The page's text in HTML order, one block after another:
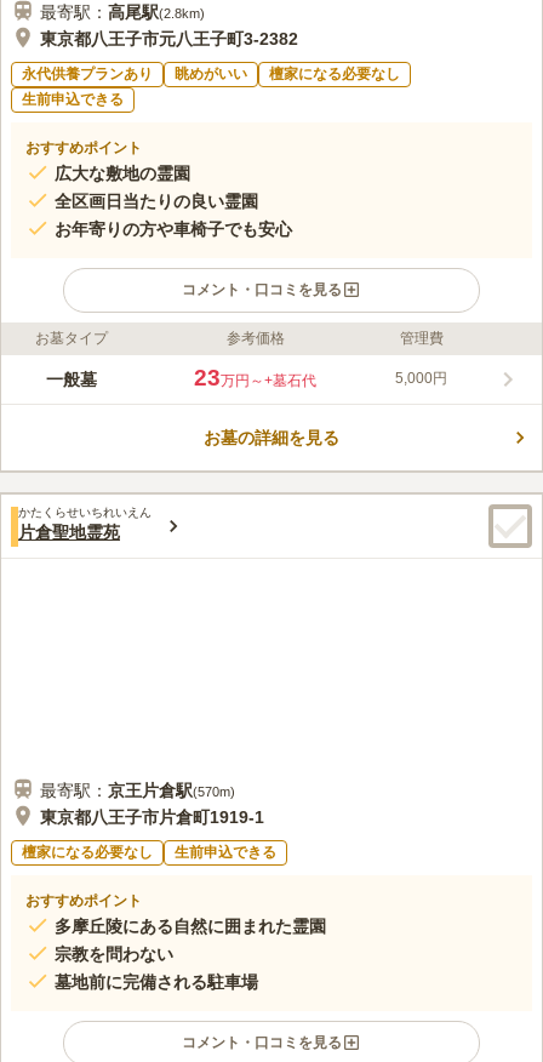
最寄駅： 高尾駅(2.8km)
東京都八王子市元八王子町3-2382
永代供養プランあり 眺めがいい
檀家になる必要なし
生前申込できる
おすすめポイント
広大な敷地の霊園
全区画日当たりの良い霊園
お年寄りの方や車椅子でも安心
コメント・口コミを見る
ライフドット編集部のコメント
第二南多摩霊園は、JR京王線「高尾駅」から西東京バスで5分
置し、広大な敷地でゆとりある霊園です。 全区画日当たりがよ
口コミ評価
みんなの評価
40代女性
数回しか行ったことがない上に、家族の運転する車で連れて行っ
お墓タイプ 参考価格 管理費
一般墓 23万円～+墓石代 5,000円
お墓の詳細を見る
かたくらせいちれいえん
片倉聖地霊苑
最寄駅： 京王片倉駅(570m)
東京都八王子市片倉町1919-1
檀家になる必要なし 生前申込できる
おすすめポイント
多摩丘陵にある自然に囲まれた霊園
宗教を問わない
墓地前に完備される駐車場
コメント・口コミを見る